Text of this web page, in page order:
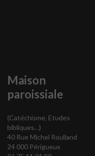
Maison
paroissiale
(Catéchisme, Etudes
bibliques…)
40 Rue Michel Roulland
24 000 Périgueux